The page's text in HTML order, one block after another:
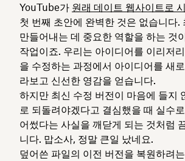
YouTube가 원래 데이트 웹사이트로
첫 번째 초안에 완벽한 것은 없습니다.
만들어내는 데 중요한 역할을 하는 것
작업이죠. 우리는 아이디어를 이리저
을 수정하는 과정에서 아이디어를 새
라보고 신선한 영감을 얻습니다.
하지만 최신 수정 버전이 마음에 들지
로 되돌려야겠다고 결심했을 때 실수
어썼다는 사실을 깨닫게 되는 것처럼
니다. 맙소사, 정말 큰일 났네요.
덮어쓴 파일의 이전 버전을 복원하려